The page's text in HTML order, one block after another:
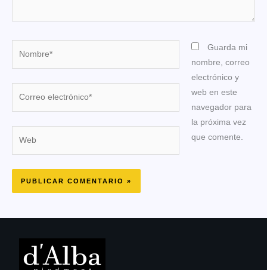
Guarda mi
nombre, correo
electrónico y
web en este
navegador para
la próxima vez
que comente.